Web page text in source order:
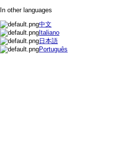
In other languages
中文
Italiano
日本語
Português